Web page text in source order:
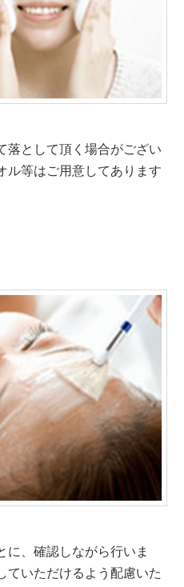
落として頂く場合がござい
ル等はご用意してあります
に、確認しながら行いま
ていただけるよう配慮いた